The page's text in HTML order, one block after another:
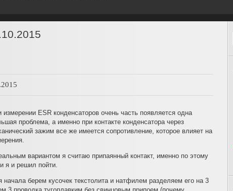
измерении ESR конденсаторов очень часть появляется одна
проблема, а именно при контакте конденсатора через
зажим все же имеется сопротивление, которое влияет на
вариантом я считаю припаянный контакт, именно по этому
я и решил пойти.
начала берем кусочек текстолита и натфилем разделяем его на 3